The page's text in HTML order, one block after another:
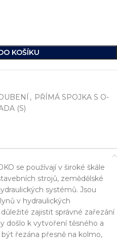
KOŠÍKU
, PŘÍMÁ SPOJKA S O-
(S)
se používají v široké škále
strojů, zemědělské
systémů. Jsou
v hydraulických
zajistit správné zařezání
došlo k vytvoření těsného a
řezána přesně na kolmo,